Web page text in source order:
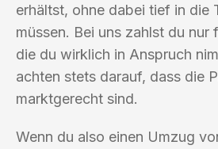
erhältst, ohne dabei tief in die
müssen. Bei uns zahlst du nur
die du wirklich in Anspruch
achten stets darauf, dass die
marktgerecht sind.
Wenn du also einen Umzug